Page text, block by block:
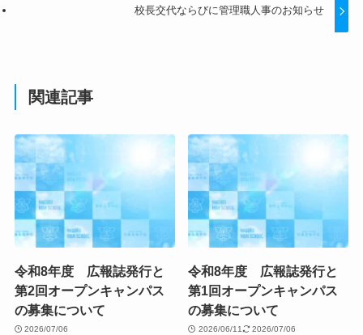
校長交代ならびに管理職人事のお知らせ
関連記事
令和8年度 広報誌発行と
第2回オープンキャンパス
の募集について
2026/07/06
令和8年度 広報誌発行と
第1回オープンキャンパス
の募集について
2026/06/11 2026/07/06